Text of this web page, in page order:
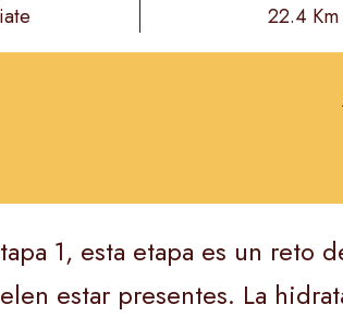
22.4 Km
1, esta etapa es un reto
estar presentes. La